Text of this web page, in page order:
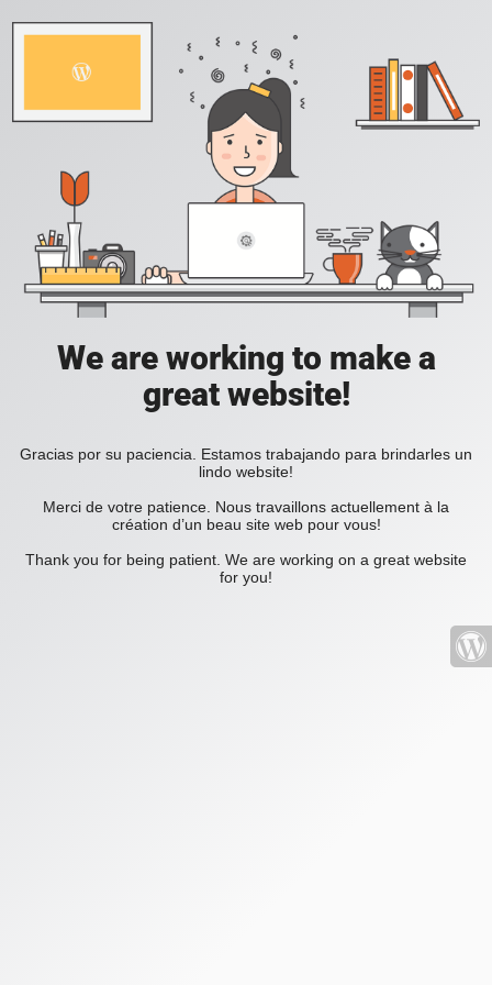
We are working to make a
great website!
Gracias por su paciencia. Estamos trabajando para brindarles un
lindo website!
Merci de votre patience. Nous travaillons actuellement à la
création d’un beau site web pour vous!
Thank you for being patient. We are working on a great website
for you!